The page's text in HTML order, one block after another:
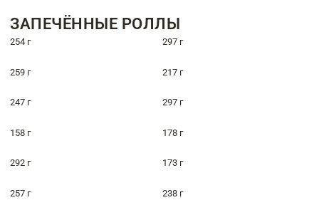
ЗАПЕЧЁННЫЕ РОЛЛЫ
254 г 297 г
259 г 217 г
247 г 297 г
158 г 178 г
292 г 173 г
257 г 238 г